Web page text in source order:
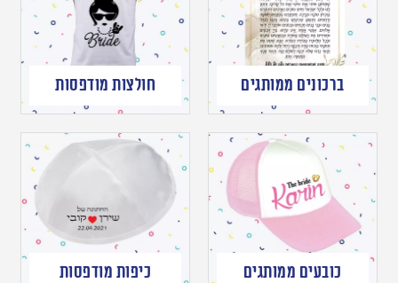
ברכונים ממותגים חולצות מודפסות
כובעים ממותגים כיפות מודפסות